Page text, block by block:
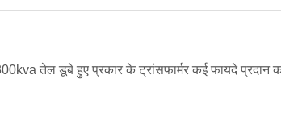
तेल डूबे हुए प्रकार के ट्रांसफार्मर कई फायदे प्रदान